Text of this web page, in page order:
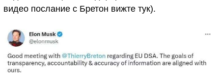
видео послание с Бретон вижте тук).